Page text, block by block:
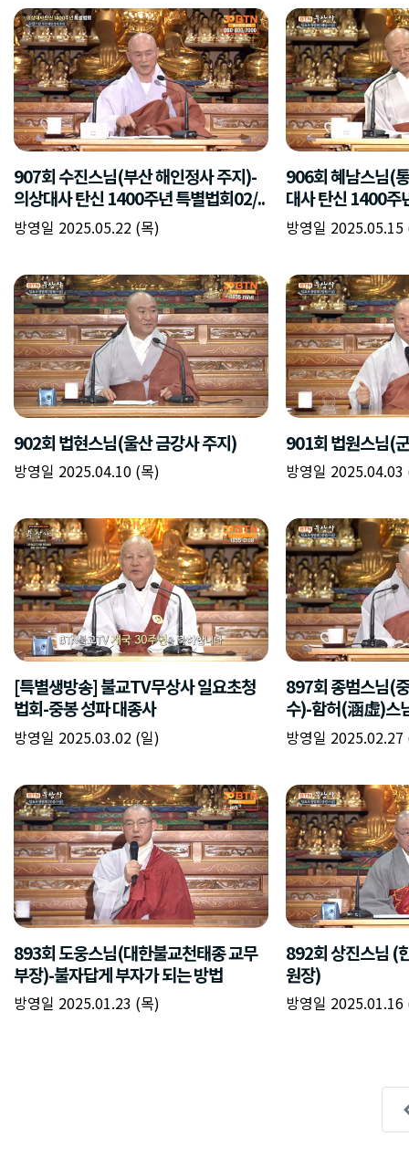
907회 수진스님(부산 해인정사 주지)-
의상대사 탄신 1400주년 특별법회02/..
방영일 2025.05.22 (목)
906회 혜남스님(
대사 탄신 1400주
방영일 2025.05.15
902회 법현스님(울산 금강사 주지)
방영일 2025.04.10 (목)
901회 법원스님(
방영일 2025.04.03
[특별생방송] 불교TV무상사 일요초청
법회-중봉 성파 대종사
방영일 2025.03.02 (일)
897회 종범스님(
수)-함허(涵虛)스
방영일 2025.02.27
893회 도웅스님(대한불교천태종 교무
부장)-불자답게 부자가 되는 방법
방영일 2025.01.23 (목)
892회 상진스님 (
원장)
방영일 2025.01.16